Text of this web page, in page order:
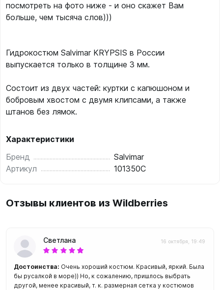
посмотреть на фото ниже - и оно скажет Вам
больше, чем тысяча слов)))
Гидрокостюм Salvimar KRYPSIS в России
выпускается только в толщине 3 мм.
Состоит из двух частей: куртки с капюшоном и
бобровым хвостом с двумя клипсами, а также
штанов без лямок.
Характеристики
Бренд
Salvimar
Артикул
101350C
Отзывы клиентов из Wildberries
Светлана 16 октября, 19:49
Достоинства: Очень хороший костюм. Красивый, яркий. Была
бы русалкой в море)) Но, к сожалению, пришлось выбрать
другой, менее красивый, т. к. размерная сетка у костюмов